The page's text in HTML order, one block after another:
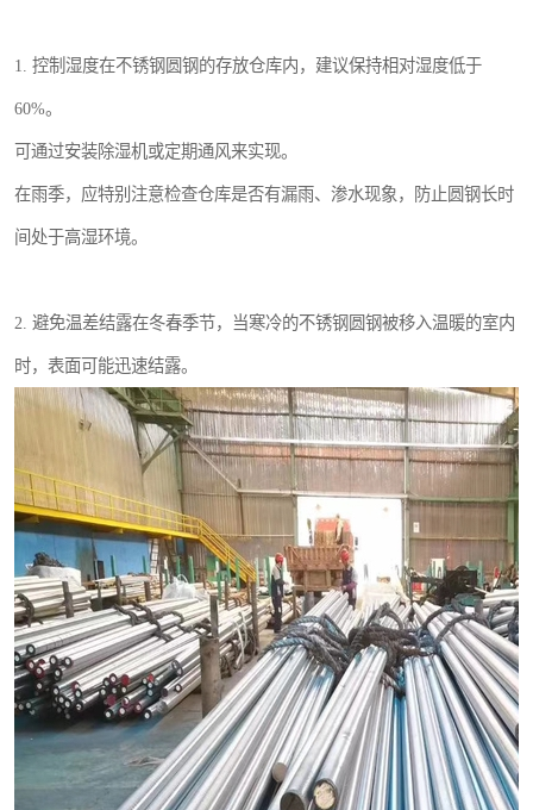
1. 控制湿度在不锈钢圆钢的存放仓库内，建议保持相对湿度低于
60%。
可通过安装除湿机或定期通风来实现。
在雨季，应特别注意检查仓库是否有漏雨、渗水现象，防止圆钢长时
间处于高湿环境。
2. 避免温差结露在冬春季节，当寒冷的不锈钢圆钢被移入温暖的室内
时，表面可能迅速结露。